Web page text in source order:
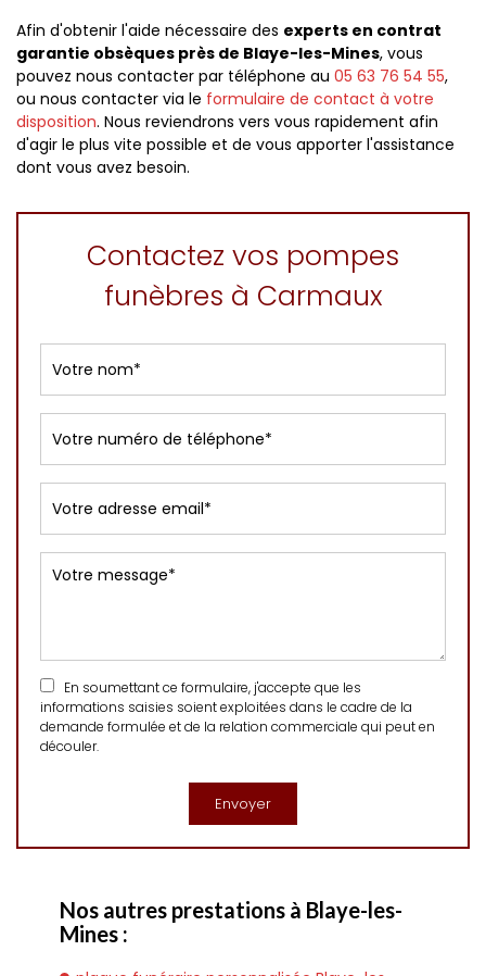
Afin d'obtenir l'aide nécessaire des experts en contrat
garantie obsèques près de Blaye-les-Mines, vous
pouvez nous contacter par téléphone au 05 63 76 54 55,
ou nous contacter via le formulaire de contact à votre
disposition. Nous reviendrons vers vous rapidement afin
d'agir le plus vite possible et de vous apporter l'assistance
dont vous avez besoin.
Contactez vos pompes
funèbres à Carmaux
En soumettant ce formulaire, j'accepte que les
informations saisies soient exploitées dans le cadre de la
demande formulée et de la relation commerciale qui peut en
découler.
Nos autres prestations à Blaye-les-
Mines :